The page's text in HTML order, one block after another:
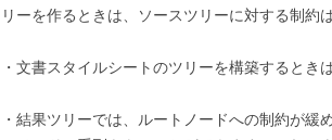
リーを作るときは、ソースツリーに対する制約
・文書スタイルシートのツリーを構築するとき
・結果ツリーでは、ルートノードへの制約が